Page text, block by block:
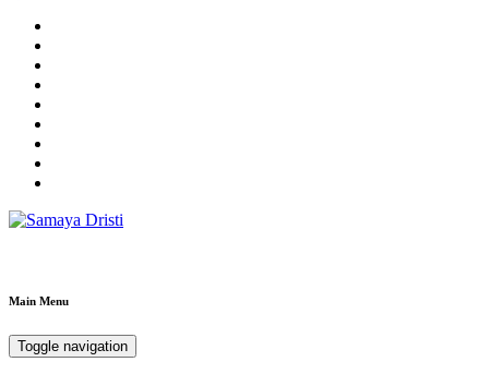
Main Menu
Toggle navigation